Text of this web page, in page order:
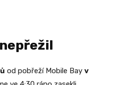
od pobřeží Mobile Bay v